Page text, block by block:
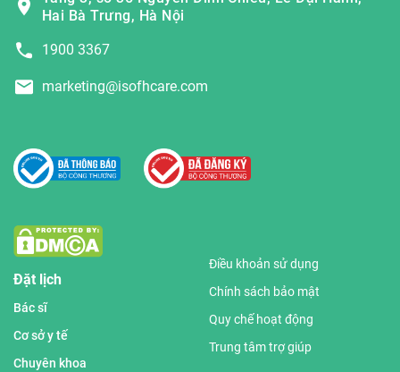
Hai Bà Trưng, Hà Nội
1900 3367
marketing@isofhcare.com
Đặt lịch
Bác sĩ
Cơ sở y tế
Chuyên khoa
Điều khoản sử dụng
Chính sách bảo mật
Quy chế hoạt động
Trung tâm trợ giúp